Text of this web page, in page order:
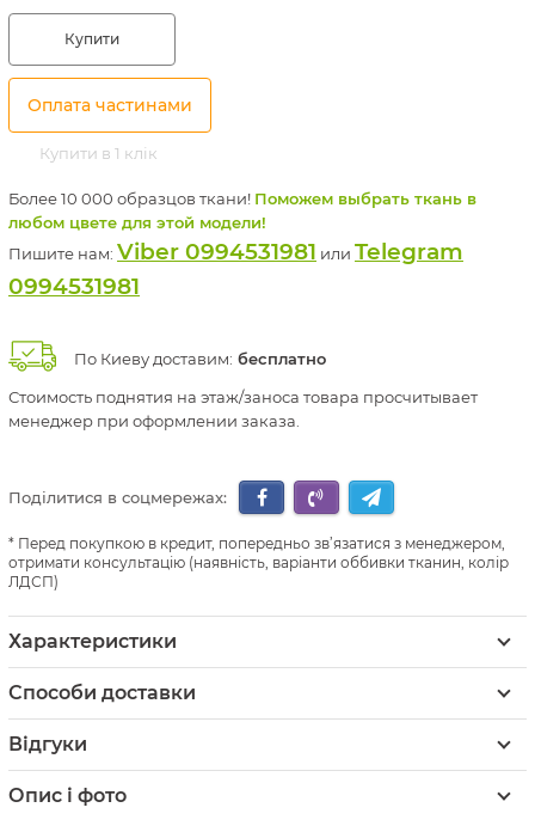
Купити
Оплата частинами
Купити в 1 клік
Более 10 000 образцов ткани! Поможем выбрать ткань в
любом цвете для этой модели!
Пишите нам: Viber 0994531981 или Telegram
0994531981
По Киеву доставим: бесплатно
Стоимость поднятия на этаж/заноса товара просчитывает
менеджер при оформлении заказа.
Поділитися в соцмережах:
Перед покупкою в кредит, попередньо зв’язатися з менеджером,
отримати консультацію (наявність, варіанти оббивки тканин, колір
ЛДСП)
Характеристики
Способи доставки
Відгуки
Опис і фото